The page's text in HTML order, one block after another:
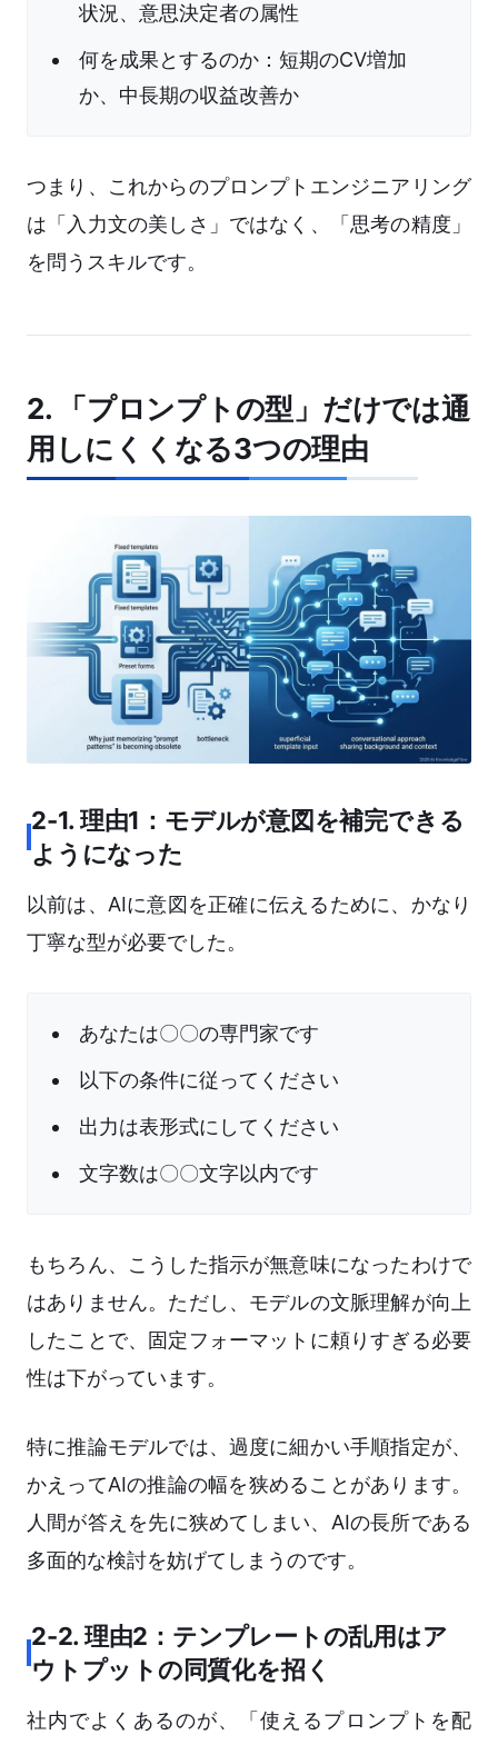
状況、意思決定者の属性
何を成果とするのか：短期のCV増加
か、中長期の収益改善か
つまり、これからのプロンプトエンジニアリング
は「入力文の美しさ」ではなく、「思考の精度」
を問うスキルです。
2. 「プロンプトの型」だけでは通
用しにくくなる3つの理由
2-1. 理由1：モデルが意図を補完できる
ようになった
以前は、AIに意図を正確に伝えるために、かなり
丁寧な型が必要でした。
あなたは〇〇の専門家です
以下の条件に従ってください
出力は表形式にしてください
文字数は〇〇文字以内です
もちろん、こうした指示が無意味になったわけで
はありません。ただし、モデルの文脈理解が向上
したことで、固定フォーマットに頼りすぎる必要
性は下がっています。
特に推論モデルでは、過度に細かい手順指定が、
かえってAIの推論の幅を狭めることがあります。
人間が答えを先に狭めてしまい、AIの長所である
多面的な検討を妨げてしまうのです。
2-2. 理由2：テンプレートの乱用はア
ウトプットの同質化を招く
社内でよくあるのが、「使えるプロンプトを配